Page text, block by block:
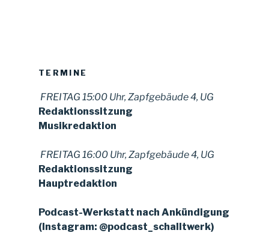
TERMINE
FREITAG 15:00 Uhr, Zapfgebäude 4, UG
Redaktionssitzung
Musikredaktion
FREITAG 16:00 Uhr, Zapfgebäude 4, UG
Redaktionssitzung
Hauptredaktion
Podcast-Werkstatt nach Ankündigung
(Instagram: @podcast_schalltwerk)